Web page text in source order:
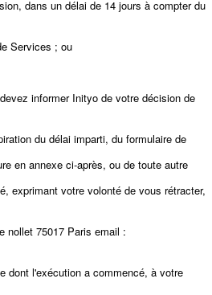
dans un délai de 14 jours à compter du
Services ; ou
informer Inityo de votre décision de
du délai imparti, du formulaire de
en annexe ci-après, ou de toute autre
exprimant votre volonté de vous rétracter,
nollet 75017 Paris email :
dont l'exécution a commencé, à votre